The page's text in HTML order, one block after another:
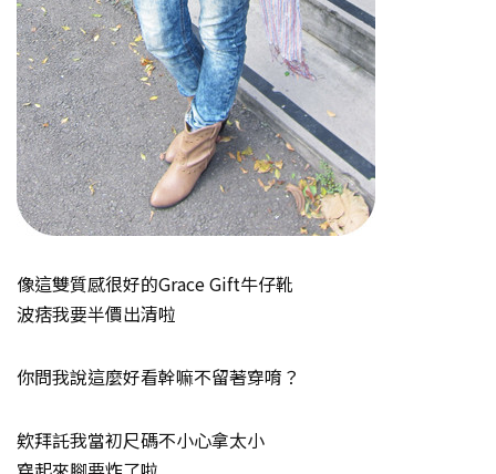
像這雙質感很好的Grace Gift牛仔靴
波痞我要半價出清啦
你問我說這麼好看幹嘛不留著穿唷？
欸拜託我當初尺碼不小心拿太小